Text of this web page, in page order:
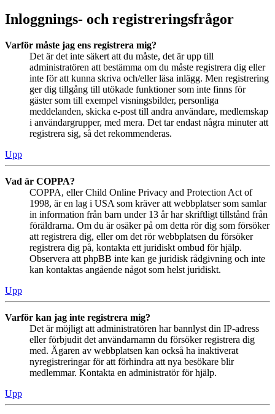
Inloggnings- och registreringsfrågor
Varför måste jag ens registrera mig?
Det är det inte säkert att du måste, det är upp till
administratören att bestämma om du måste registrera dig eller
inte för att kunna skriva och/eller läsa inlägg. Men registrering
ger dig tillgång till utökade funktioner som inte finns för
gäster som till exempel visningsbilder, personliga
meddelanden, skicka e-post till andra användare, medlemskap
i användargrupper, med mera. Det tar endast några minuter att
registrera sig, så det rekommenderas.
Upp
Vad är COPPA?
COPPA, eller Child Online Privacy and Protection Act of
1998, är en lag i USA som kräver att webbplatser som samlar
in information från barn under 13 år har skriftligt tillstånd från
föräldrarna. Om du är osäker på om detta rör dig som försöker
att registrera dig, eller om det rör webbplatsen du försöker
registrera dig på, kontakta ett juridiskt ombud för hjälp.
Observera att phpBB inte kan ge juridisk rådgivning och inte
kan kontaktas angående något som helst juridiskt.
Upp
Varför kan jag inte registrera mig?
Det är möjligt att administratören har bannlyst din IP-adress
eller förbjudit det användarnamn du försöker registrera dig
med. Ägaren av webbplatsen kan också ha inaktiverat
nyregistreringar för att förhindra att nya besökare blir
medlemmar. Kontakta en administratör för hjälp.
Upp